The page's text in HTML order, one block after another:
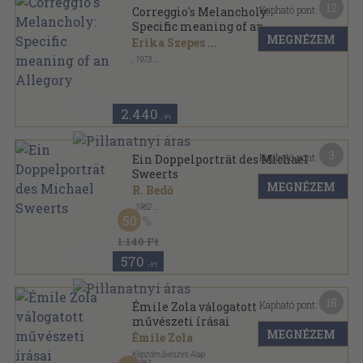
Correggio's Melancholy:
Specific meaning of an
Allegory
Erika Szepes ...
1973
2.440 ,-Ft
Kapható pont:
MEGNÉZEM
Ein Doppelporträt des Michael
Sweerts
R. Bedő
1962
Tűzött kötés
Acta Historiae Artium Academiae Scientiarum
Hungaricae sorozat
1.140 Ft
50
570 ,-Ft
Kapható pont:
MEGNÉZEM
Émile Zola válogatott
művészeti írásai
Émile Zola
Képzőművészeti Alap
Kapható pont:
MEGNÉZEM